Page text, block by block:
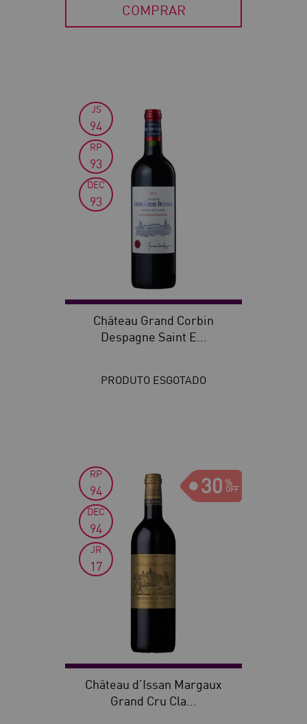
COMPRAR
JS
94
RP
93
DEC
93
Château Grand Corbin
Despagne Saint E...
PRODUTO ESGOTADO
30
RP
94
DEC
94
JR
17
Château d’Issan Margaux
Grand Cru Cla...